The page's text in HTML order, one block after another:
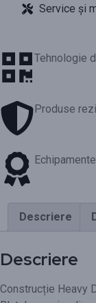
Service și
Tehnologie
Produse
Descriere
Descriere
Construcție Heavy